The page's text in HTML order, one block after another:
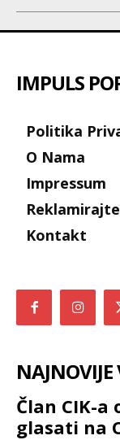
IMPULS
Politika
O Nama
Impressum
Kontakt
NAJNOVIJE
Član CIK-a
glasati na